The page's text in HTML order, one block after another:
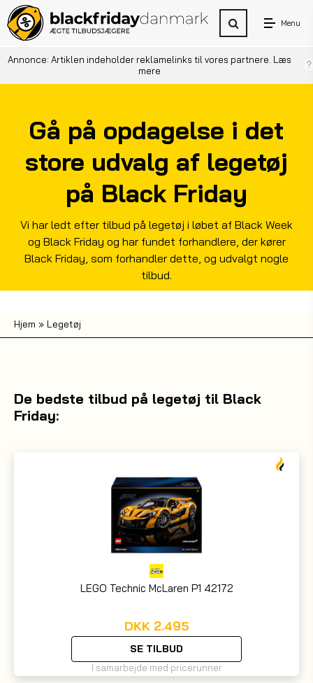
Menu
Annonce: Artiklen indeholder reklamelinks til vores partnere. Læs
mere
Gå på opdagelse i det
store udvalg af legetøj
på Black Friday
Vi har ledt efter tilbud på legetøj i løbet af Black Week
og Black Friday og har fundet forhandlere, der kører
Black Friday, som forhandler dette, og udvalgt nogle
tilbud.
Hjem » Legetøj
De bedste tilbud på legetøj til Black
Friday:
LEGO Technic McLaren P1 42172
I samarbejde med pricerunner
DKK2.495
SE TILBUD